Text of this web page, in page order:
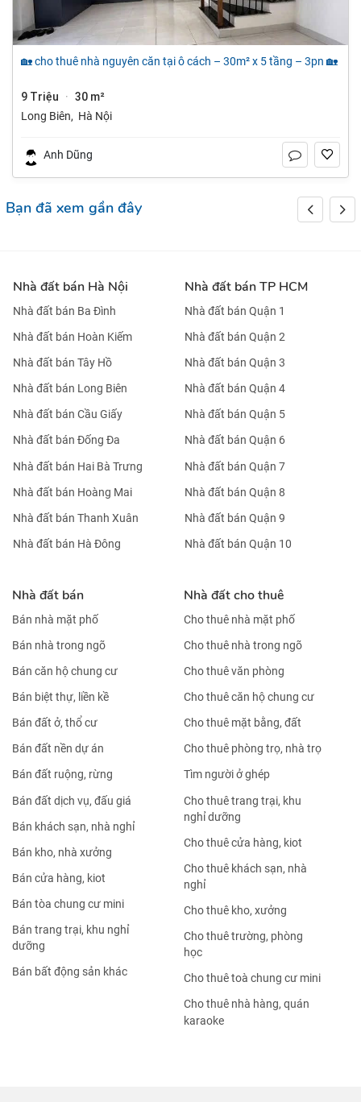
🏡 cho thuê nhà nguyên căn tại ô cách – 30m² x 5 tầng – 3pn 🏡
9 Triệu · 30 m²
Long Biên, Hà Nội
Anh Dũng
Bạn đã xem gần đây
Nhà đất bán Hà Nội
Nhà đất bán Ba Đình
Nhà đất bán Hoàn Kiếm
Nhà đất bán Tây Hồ
Nhà đất bán Long Biên
Nhà đất bán Cầu Giấy
Nhà đất bán Đống Đa
Nhà đất bán Hai Bà Trưng
Nhà đất bán Hoàng Mai
Nhà đất bán Thanh Xuân
Nhà đất bán Hà Đông
Nhà đất bán TP HCM
Nhà đất bán Quận 1
Nhà đất bán Quận 2
Nhà đất bán Quận 3
Nhà đất bán Quận 4
Nhà đất bán Quận 5
Nhà đất bán Quận 6
Nhà đất bán Quận 7
Nhà đất bán Quận 8
Nhà đất bán Quận 9
Nhà đất bán Quận 10
Nhà đất bán
Bán nhà mặt phố
Bán nhà trong ngõ
Bán căn hộ chung cư
Bán biệt thự, liền kề
Bán đất ở, thổ cư
Bán đất nền dự án
Bán đất ruộng, rừng
Bán đất dịch vụ, đấu giá
Bán khách sạn, nhà nghỉ
Bán kho, nhà xưởng
Bán cửa hàng, kiot
Bán tòa chung cư mini
Bán trang trại, khu nghỉ
dưỡng
Bán bất động sản khác
Nhà đất cho thuê
Cho thuê nhà mặt phố
Cho thuê nhà trong ngõ
Cho thuê văn phòng
Cho thuê căn hộ chung cư
Cho thuê mặt bằng, đất
Cho thuê phòng trọ, nhà trọ
Tìm người ở ghép
Cho thuê trang trại, khu
nghỉ dưỡng
Cho thuê cửa hàng, kiot
Cho thuê khách sạn, nhà
nghỉ
Cho thuê kho, xưởng
Cho thuê trường, phòng
học
Cho thuê toà chung cư mini
Cho thuê nhà hàng, quán
karaoke